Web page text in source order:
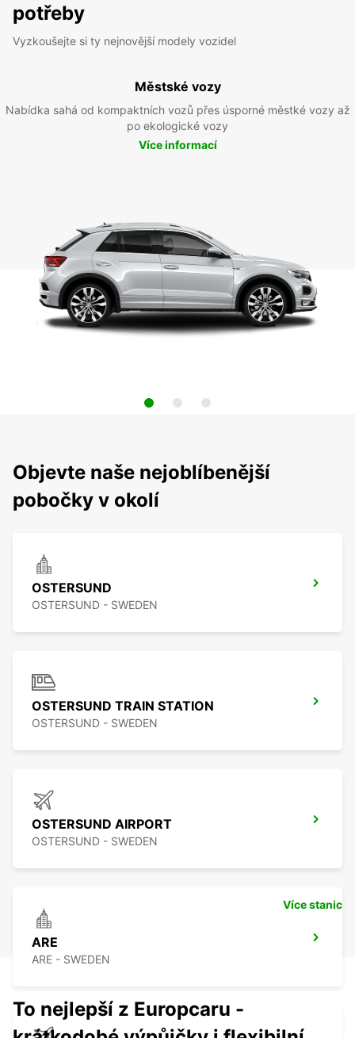
potřeby
Vyzkoušejte si ty nejnovější modely vozidel
Městské vozy
Nabídka sahá od kompaktních vozů přes úsporné městké vozy až
po ekologické vozy
Více informací
Objevte naše nejoblíbenější
pobočky v okolí
OSTERSUND
OSTERSUND - SWEDEN
OSTERSUND TRAIN STATION
OSTERSUND - SWEDEN
OSTERSUND AIRPORT
OSTERSUND - SWEDEN
ARE
ARE - SWEDEN
Více stanic
To nejlepší z Europcaru -